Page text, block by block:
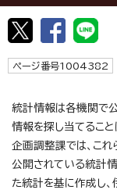
ページ番号1004382
統計情報は各機関で
情報を探し当てること
企画調整課では、これ
公開されている統計
た統計を基に作成し